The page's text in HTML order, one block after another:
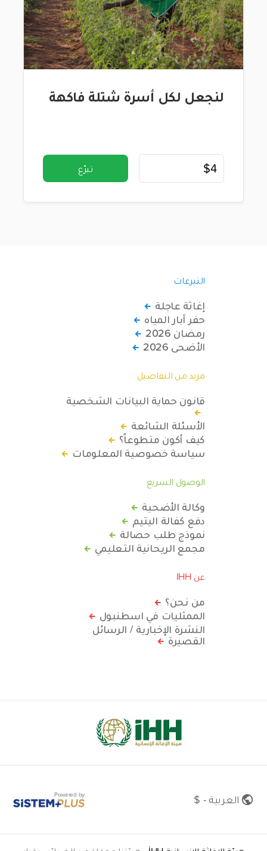
لنجعل لكل أسرة شتلة فاكهة
تبرّع
التبرعات
إغاثة عاجلة
حفر آبار المياه
رمضان 2026
الأضحى 2026
مزيد من التفاصيل
قانون حماية البيانات الشخصية
الأسئلة الشائعة
كيف أكون متطوعاً؟
سياسة خصوصية المعلومات
الوصول السريع
وكالة الأضحية
دفع كفالة اليتيم
نموذج طلب حصالة
مجمع الريحانية التعليمي
عن IHH
من نحن؟
الممثليات في اسطنبول
النشرة الإخبارية / الرسائل
القصيرة
العربية - $ Powered by